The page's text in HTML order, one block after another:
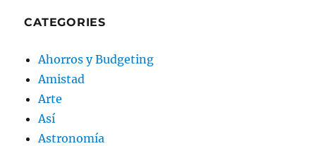
CATEGORIES
Ahorros y Budgeting
Amistad
Arte
Así
Astronomía